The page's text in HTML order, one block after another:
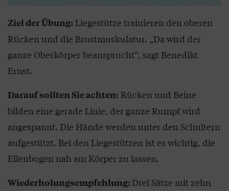
Ziel der Übung: Liegestütze trainieren den oberen
Rücken und die Brustmuskulatur. „Da wird der
ganze Oberkörper beansprucht“, sagt Benedikt
Ernst.
Darauf sollten Sie achten: Rücken und Beine
bilden eine gerade Linie, der ganze Rumpf wird
angespannt. Die Hände werden unter den Schultern
aufgestützt. Bei den Liegestützen ist es wichtig, die
Ellenbogen nah am Körper zu lassen.
Wiederholungsempfehlung:Drei Sätze mit zehn